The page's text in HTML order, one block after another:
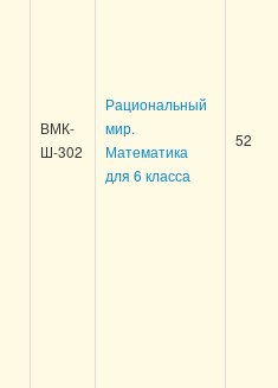
ВМК-
Ш-302
Рациональный
мир.
Математика
для 6 класса
52